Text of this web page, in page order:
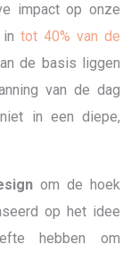
impact op onze
intot 40% van de
de basis liggen
van de dag
in een diepe,
om de hoek
op het idee
hebben om